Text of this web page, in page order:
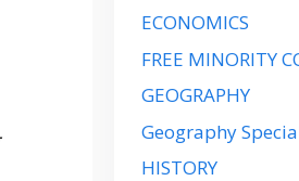
ECONOMICS
FREE MINORITY
GEOGRAPHY
Geography
HISTORY